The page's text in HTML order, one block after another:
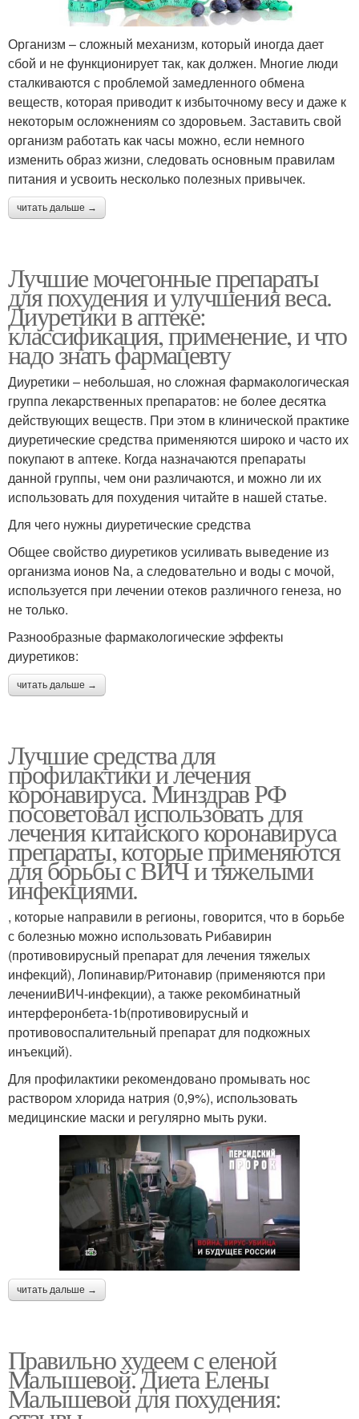
Организм – сложный механизм, который иногда дает
сбой и не функционирует так, как должен. Многие люди
сталкиваются с проблемой замедленного обмена
веществ, которая приводит к избыточному весу и даже к
некоторым осложнениям со здоровьем. Заставить свой
организм работать как часы можно, если немного
изменить образ жизни, следовать основным правилам
питания и усвоить несколько полезных привычек.
читать дальше →
Лучшие мочегонные препараты
для похудения и улучшения веса.
Диуретики в аптеке:
классификация, применение, и что
надо знать фармацевту
Диуретики – небольшая, но сложная фармакологическая
группа лекарственных препаратов: не более десятка
действующих веществ. При этом в клинической практике
диуретические средства применяются широко и часто их
покупают в аптеке. Когда назначаются препараты
данной группы, чем они различаются, и можно ли их
использовать для похудения читайте в нашей статье.
Для чего нужны диуретические средства
Общее свойство диуретиков усиливать выведение из
организма ионов Na, а следовательно и воды с мочой,
используется при лечении отеков различного генеза, но
не только.
Разнообразные фармакологические эффекты
диуретиков:
читать дальше →
Лучшие средства для
профилактики и лечения
коронавируса. Минздрав РФ
посоветовал использовать для
лечения китайского коронавируса
препараты, которые применяются
для борьбы с ВИЧ и тяжелыми
инфекциями.
, которые направили в регионы, говорится, что в борьбе
с болезнью можно использовать Рибавирин
(противовирусный препарат для лечения тяжелых
инфекций), Лопинавир/Ритонавир (применяются при
леченииВИЧ-инфекции), а также рекомбинатный
интерферонбета-1b(противовирусный и
противовоспалительный препарат для подкожных
инъекций).
Для профилактики рекомендовано промывать нос
раствором хлорида натрия (0,9%), использовать
медицинские маски и регулярно мыть руки.
читать дальше →
Правильно худеем с еленой
Малышевой. Диета Елены
Малышевой для похудения: